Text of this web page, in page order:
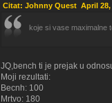
Citat: Johnny Quest April 28,
koje si vase maximalne
JQ,bench ti je prejak u
Moji rezultati:
Becnh: 100
Mrtvo: 180